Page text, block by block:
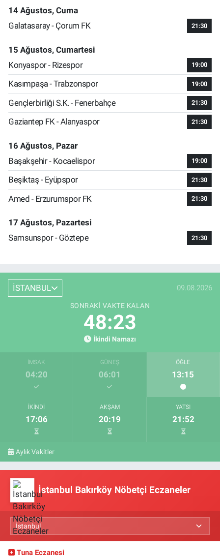
14 Ağustos, Cuma
Galatasaray - Çorum FK
21:30
15 Ağustos, Cumartesi
Konyaspor - Rizespor
19:00
Kasımpaşa - Trabzonspor 19:00
Gençlerbirliği S.K. - Fenerbahçe 21:30
Gaziantep FK - Alanyaspor 21:30
16 Ağustos, Pazar
Başakşehir - Kocaelispor
19:00
Beşiktaş - Eyüpspor 21:30
Amed - Erzurumspor FK 21:30
17 Ağustos, Pazartesi
Samsunspor - Göztepe
21:30
İSTANBUL 09.08.2026
SONRAKI VAKTE KALAN
48:22
İkindi Namazı
İMSAK
04:20
GÜNEŞ
06:01
ÖĞLE
13:15
İKINDI
17:06
AKŞAM
20:19
YATSI
21:52
Aylık Vakitler
İstanbul Bakırköy Nöbetçi Eczaneler
Tuna Eczanesi